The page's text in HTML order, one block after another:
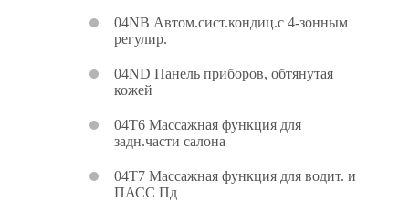
04NB Автом.сист.кондиц.с 4-зонным
регулир.
04ND Панель приборов, обтянутая
кожей
04T6 Массажная функция для
задн.части салона
04T7 Массажная функция для водит. и
ПАСС Пд